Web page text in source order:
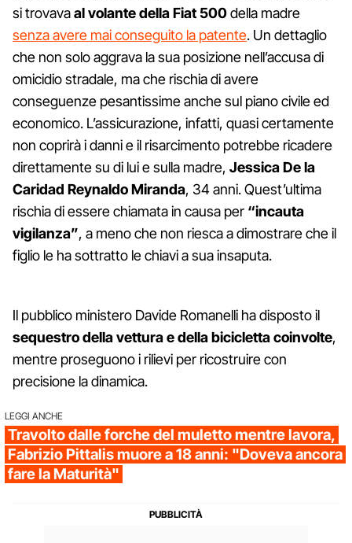
si trovavaal volante della Fiat 500della madre
senza avere mai conseguito la patente. Un dettaglio
che non solo aggrava la sua posizione nell’accusa di
omicidio stradale, ma che rischia di avere
conseguenze pesantissime anche sul piano civile ed
economico. L’assicurazione, infatti, quasi certamente
non coprirà i danni e il risarcimento potrebbe ricadere
direttamente su di lui e sulla madre, Jessica De la
Caridad Reynaldo Miranda, 34 anni. Quest’ultima
rischia di essere chiamata in causa per “incauta
vigilanza”, a meno che non riesca a dimostrare che il
figlio le ha sottratto le chiavi a sua insaputa.
Il pubblico ministero Davide Romanelli ha disposto il
sequestro della vettura e della bicicletta coinvolte,
mentre proseguono i rilievi per ricostruire con
precisione la dinamica.
LEGGI ANCHE
Travolto dalle forche del muletto mentre lavora,
Fabrizio Pittalis muore a 18 anni: "Doveva ancora
fare la Maturità"